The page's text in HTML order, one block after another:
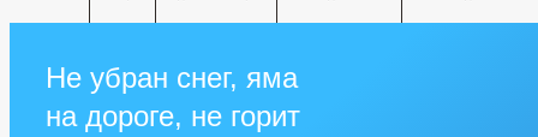
Не убран снег, яма
на дороге, не горит